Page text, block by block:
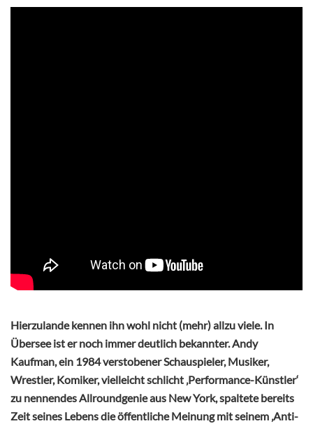
Hierzulande kennen ihn wohl nicht (mehr) allzu viele. In
Übersee ist er noch immer deutlich bekannter. Andy
Kaufman, ein 1984 verstobener Schauspieler, Musiker,
Wrestler, Komiker, vielleicht schlicht ‚Performance-Künstler‘
zu nennendes Allroundgenie aus New York, spaltete bereits
Zeit seines Lebens die öffentliche Meinung mit seinem ‚Anti-